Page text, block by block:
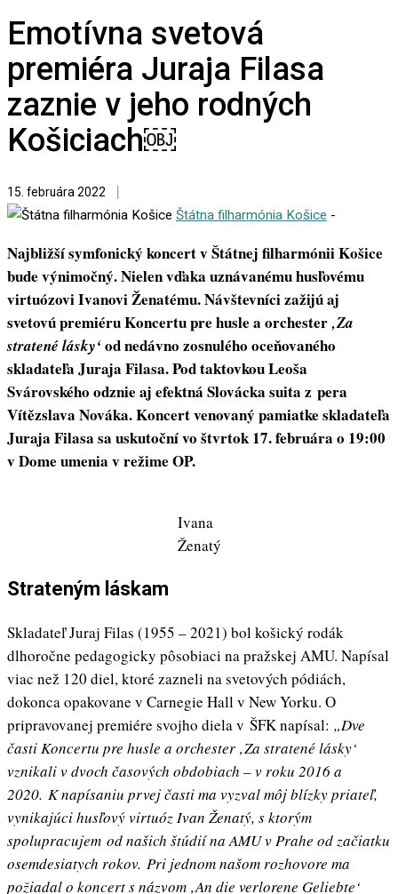
Emotívna svetová
premiéra Juraja Filasa
zaznie v jeho rodných
Košiciach￼
15. februára 2022
Štátna filharmónia Košice -
Najbližší symfonický koncert v Štátnej filharmónii Košice
bude výnimočný. Nielen vďaka uznávanému husľovému
virtuózovi Ivanovi Ženatému. Návštevníci zažijú aj
svetovú premiéru Koncertu pre husle a orchester‚Za
stratené lásky‘od nedávno zosnulého oceňovaného
skladateľa Juraja Filasa. Pod taktovkou Leoša
Svárovského odznie aj efektná Slovácka suita z pera
Vítězslava Nováka. Koncert venovaný pamiatke skladateľa
Juraja Filasa sa uskutoční vo štvrtok 17. februára o 19:00
v Dome umenia v režime OP.
Ivana
Ženatý
Strateným láskam
Skladateľ Juraj Filas (1955 – 2021) bol košický rodák
dlhoročne pedagogicky pôsobiaci na pražskej AMU. Napísal
viac než 120 diel, ktoré zazneli na svetových pódiách,
dokonca opakovane v Carnegie Hall v New Yorku. O
pripravovanej premiére svojho diela v ŠFK napísal: „Dve
časti Koncertu pre husle a orchester ‚Za stratené lásky‘
vznikali v dvoch časových obdobiach – v roku 2016 a
2020. K napísaniu prvej časti ma vyzval môj blízky priateľ,
vynikajúci husľový virtuóz Ivan Ženatý, s ktorým
spolupracujem od našich štúdií na AMU v Prahe od začiatku
osemdesiatych rokov. Pri jednom našom rozhovore ma
požiadal o koncert s názvom ‚An die verlorene Geliebte‘